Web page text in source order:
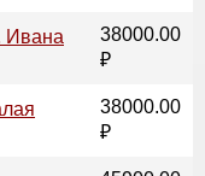
Ивана
38000.00
₽
38000.00
₽